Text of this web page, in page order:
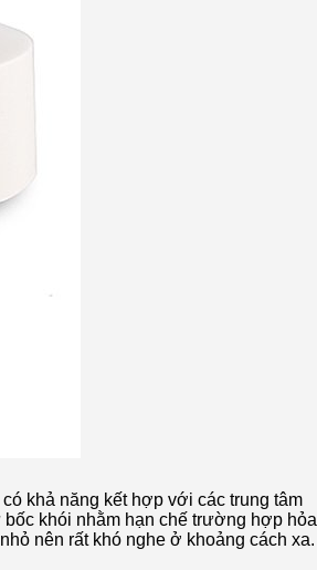
khả năng kết hợp với các trung tâm
khói nhằm hạn chế trường hợp hỏa
nên rất khó nghe ở khoảng cách xa.